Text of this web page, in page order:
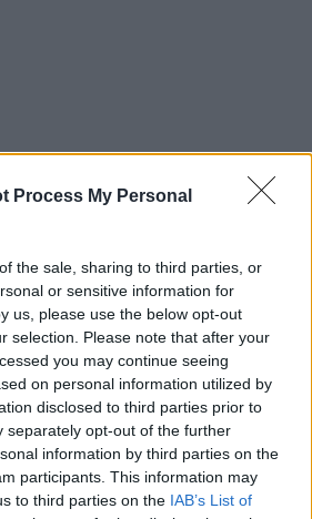
Process My Personal
the sale, sharing to third parties, or
or sensitive information for
us, please use the below opt-out
selection. Please note that after your
you may continue seeing
on personal information utilized by
disclosed to third parties prior to
separately opt-out of the further
information by third parties on the
participants. This information may
to third parties on the IAB’s List of
11:11
, Berisha ,
, reagon